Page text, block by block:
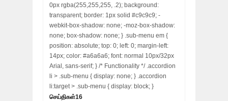
0px rgba(255,255,255, .2); background:
transparent; border: 1px solid #c9c9c9; -
webkit-box-shadow: none; -moz-box-shadow:
none; box-shadow: none; } .sub-menu em {
position: absolute; top: 0; left: 0; margin-left:
14px; color: #a6a6a6; font: normal 10px/32px
Arial, sans-serif; } /* Functionality */ .accordion
li > .sub-menu { display: none; } .accordion
li:target > .sub-menu { display: block; }
செய்திகள்16